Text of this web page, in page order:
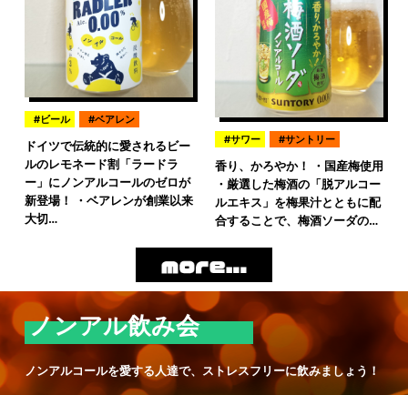
ビール ベアレン
ドイツで伝統的に愛されるビー
ルのレモネード割「ラードラ
ー」にノンアルコールのゼロが
新登場！ ・ベアレンが創業以来
大切…
サワー サントリー
香り、かろやか！ ・国産梅使用
・厳選した梅酒の「脱アルコー
ルエキス」を梅果汁とともに配
合することで、梅酒ソーダの…
ノンアル飲み会
ノンアルコールを愛する人達で、ストレスフリーに飲みましょう！